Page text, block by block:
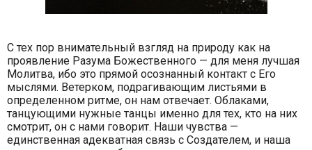
С тех пор внимательный взгляд на природу как на
проявление Разума Божественного — для меня лучшая
Молитва, ибо это прямой осознанный контакт с Его
мыслями. Ветерком, подрагивающим листьями в
определенном ритме, он нам отвечает. Облаками,
танцующими нужные танцы именно для тех, кто на них
смотрит, он с нами говорит. Наши чувства —
единственная адекватная связь с Создателем, и наша